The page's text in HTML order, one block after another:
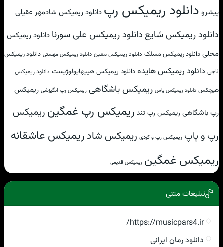
پیشرو دانلود ریمیکس رپ دانلود ریمیکس شادمهر عقیلی
دانلود ریمیکس شایع دانلود ریمیکس علی سورنا دانلود ریمیکس
محلی دانلود ریمیکس مسلک دانلود ریمیکس معین دانلود ریمیکس مهستی دانلود ریمیکس
ناجی دانلود ریمیکس هایدهدانلود ریمیکس هیپهاپولوژیست دانلود ریمیکس
هیچکس دانلود ریمیکس یاس ریمیکس باشگاهی ریمیکس رپ انگیزشی ریمیکس
رپ باشگاهی ریمیکس رپ تند ریمیکس رپ غمگین ریمیکس
رپ و پاپ ریمیکس رپ و کردی ریمیکس شادریمیکس عاشقانه
ریمیکس غمگین ریمیکس قدیمی
تبلیغات متنی
https://musicpars4.ir/
دانلود رمان ایرانی